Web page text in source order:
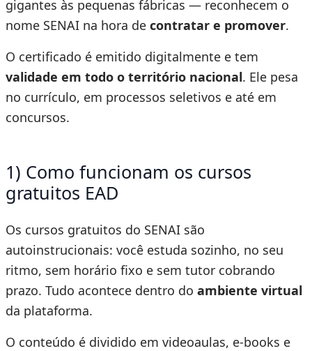
gigantes às pequenas fábricas — reconhecem o
nome SENAI na hora de contratar e promover.
O certificado é emitido digitalmente e tem
validade em todo o território nacional. Ele pesa
no currículo, em processos seletivos e até em
concursos.
1) Como funcionam os cursos
gratuitos EAD
Os cursos gratuitos do SENAI são
autoinstrucionais: você estuda sozinho, no seu
ritmo, sem horário fixo e sem tutor cobrando
prazo. Tudo acontece dentro do ambiente virtual
da plataforma.
O conteúdo é dividido em videoaulas, e-books e